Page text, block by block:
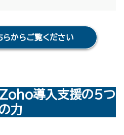
らからご覧ください
Zoho導入支援の5つ
力